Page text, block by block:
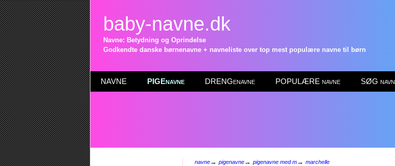
baby-navne.dk
Navne: Betydning og Oprindelse
Godkendte danske børnenavne + navneliste over top mest populære navne til børn
NAVNE PIGEnavne DRENGenavne POPULÆRE navne SØG navn
navne→ pigenavne→ pigenavne med m→ marchelle